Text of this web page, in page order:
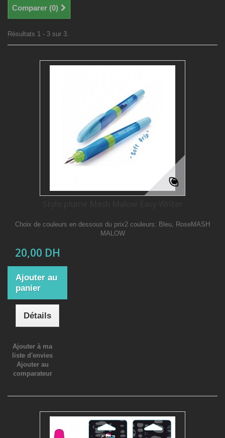
Comparer (0)
Résultats 1 - 3 sur 3.
Choix de couleurs en dessous du prix2 couleurs: Bleu, RoseMASH
MALOW
20,00 DH
Ajouter au
panier
Détails
Ajouter à ma
liste d'envies
Ajouter au
comparateur